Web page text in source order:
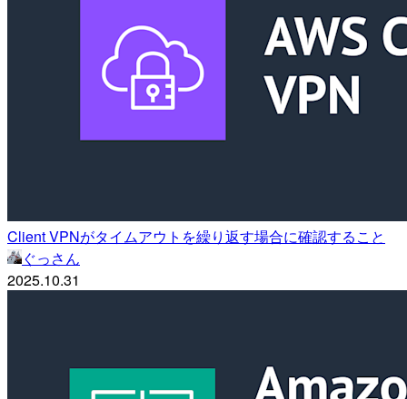
Client VPNがタイムアウトを繰り返す場合に確認すること
ぐっさん
2025.10.31